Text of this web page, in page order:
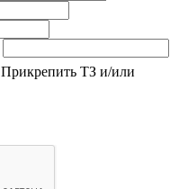
Прикрепить ТЗ и/или